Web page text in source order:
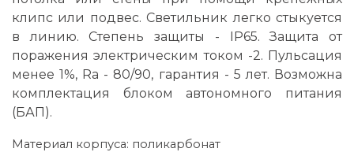
клипс или подвес. Светильник легко стыкуется
в линию. Степень защиты - IP65. Защита от
поражения электрическим током -2. Пульсация
менее 1%, Ra - 80/90, гарантия - 5 лет. Возможна
комплектация блоком автономного питания
(БАП).
Материал корпуса: поликарбонат